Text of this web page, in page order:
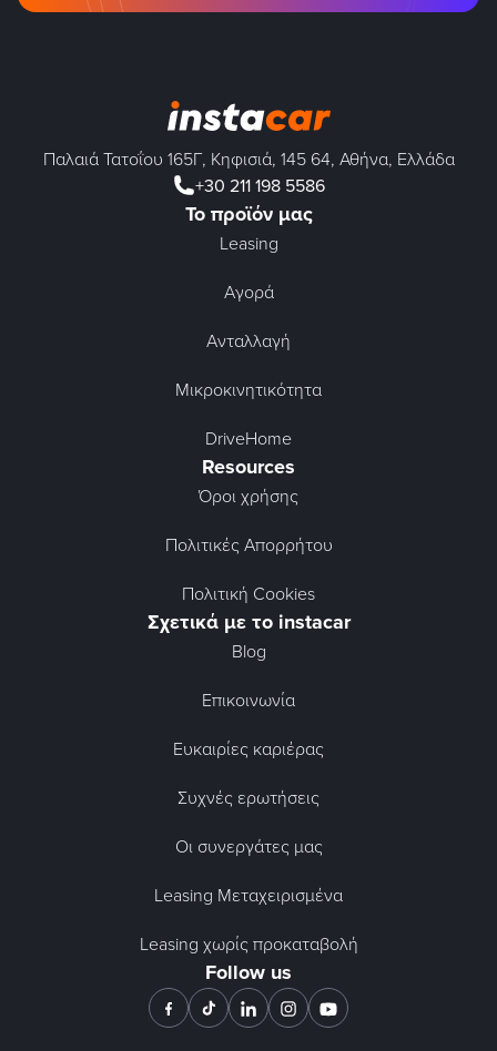
Παλαιά Τατοΐου 165Γ, Κηφισιά, 145 64, Αθήνα, Ελλάδα
+30 211 198 5586
Το προϊόν μας
Leasing
Αγορά
Ανταλλαγή
Μικροκινητικότητα
DriveHome
Resources
Όροι χρήσης
Πολιτικές Απορρήτου
Πολιτική Cookies
Σχετικά με το instacar
Blog
Επικοινωνία
Ευκαιρίες καριέρας
Συχνές ερωτήσεις
Οι συνεργάτες μας
Leasing Μεταχειρισμένα
Leasing χωρίς προκαταβολή
Follow us